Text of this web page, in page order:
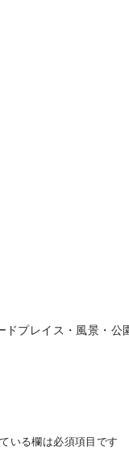
プレイス・風景・
いる欄は必須項目です